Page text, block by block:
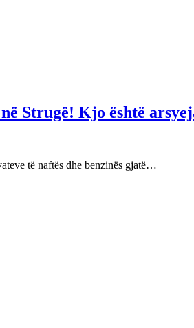
Strugë! Kjo është
të naftës dhe benzinës gjatë…